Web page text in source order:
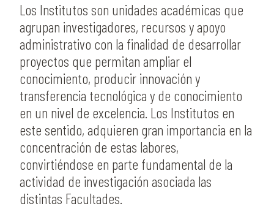
Los Institutos son unidades académicas que
agrupan investigadores, recursos y apoyo
administrativo con la finalidad de desarrollar
proyectos que permitan ampliar el
conocimiento, producir innovación y
transferencia tecnológica y de conocimiento
en un nivel de excelencia. Los Institutos en
este sentido, adquieren gran importancia en la
concentración de estas labores,
convirtiéndose en parte fundamental de la
actividad de investigación asociada las
distintas Facultades.